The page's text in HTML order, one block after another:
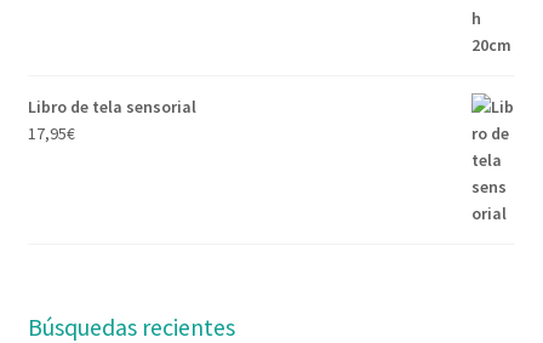
Libro de tela sensorial
17,95€
Búsquedas recientes